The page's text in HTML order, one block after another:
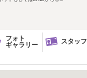
フォト
ギャラリー
スタッフ